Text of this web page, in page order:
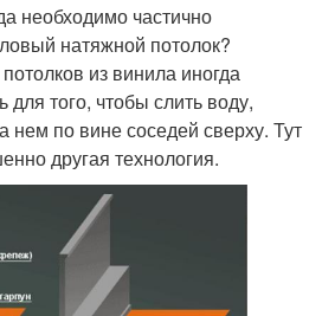
необходимо частично
натяжной потолок?
из винила иногда
для того, чтобы слить воду,
нем по вине соседей сверху. Тут
другая технология.